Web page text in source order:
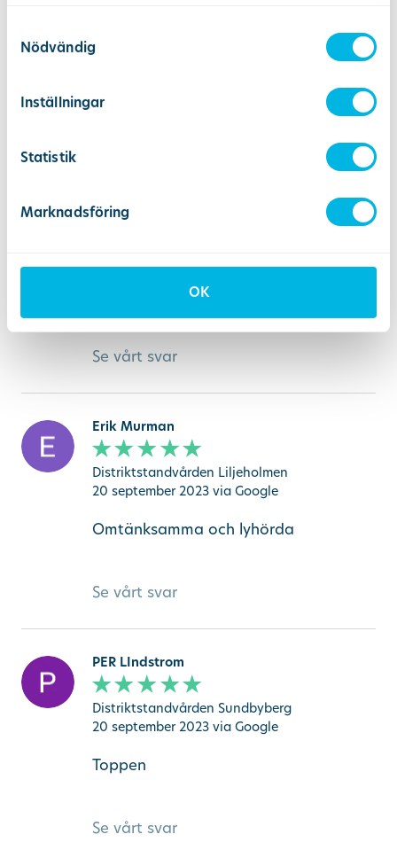
Nödvändig
Inställningar
Statistik
Marknadsföring
OK
21 september 2023
går dit och skulle aldrig byta.
Rekommenderar!
Se vårt svar
Erik Murman
Distriktstandvården Liljeholmen
20 september 2023 via Google
Omtänksamma och lyhörda
Se vårt svar
PER LIndstrom
Distriktstandvården Sundbyberg
20 september 2023 via Google
Toppen
Se vårt svar